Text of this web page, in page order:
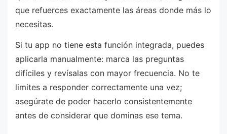
que refuerces exactamente las áreas donde más lo
necesitas.
Si tu app no tiene esta función integrada, puedes
aplicarla manualmente: marca las preguntas
difíciles y revísalas con mayor frecuencia. No te
limites a responder correctamente una vez;
asegúrate de poder hacerlo consistentemente
antes de considerar que dominas ese tema.